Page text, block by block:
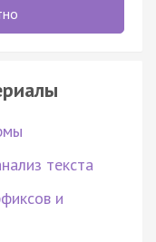
текста
и